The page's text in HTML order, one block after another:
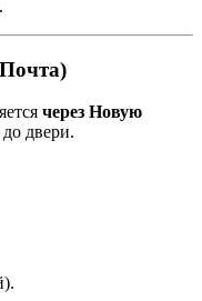
через Новую
двери.